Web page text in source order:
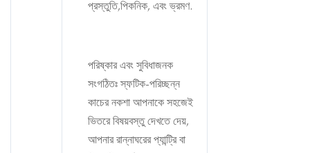
প্রস্তুতি,পিকনিক, এবং ভ্রমণ.
পরিষ্কার এবং সুবিধাজনক
সংগঠিতঃ স্ফটিক-পরিচ্ছন্ন
কাচের নকশা আপনাকে সহজেই
ভিতরে বিষয়বস্তু দেখতে দেয়,
আপনার রান্নাঘরের প্যান্ট্রি বা